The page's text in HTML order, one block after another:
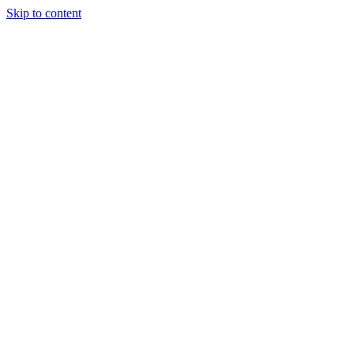
Skip to content